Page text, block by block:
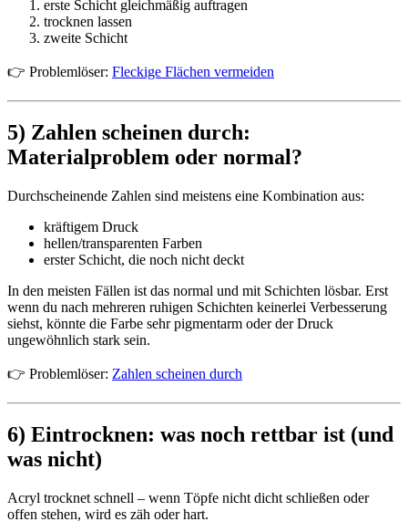
erste Schicht gleichmäßig auftragen
trocknen lassen
zweite Schicht
👉 Problemlöser: Fleckige Flächen vermeiden
5) Zahlen scheinen durch:
Materialproblem oder normal?
Durchscheinende Zahlen sind meistens eine Kombination aus:
kräftigem Druck
hellen/transparenten Farben
erster Schicht, die noch nicht deckt
In den meisten Fällen ist das normal und mit Schichten lösbar. Erst
wenn du nach mehreren ruhigen Schichten keinerlei Verbesserung
siehst, könnte die Farbe sehr pigmentarm oder der Druck
ungewöhnlich stark sein.
👉 Problemlöser: Zahlen scheinen durch
6) Eintrocknen: was noch rettbar ist (und
was nicht)
Acryl trocknet schnell – wenn Töpfe nicht dicht schließen oder
offen stehen, wird es zäh oder hart.